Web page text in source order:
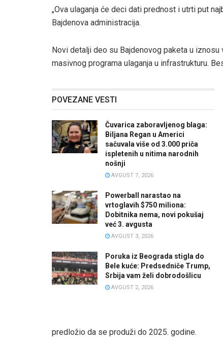
„Ova ulaganja će deci dati prednost i utrti put
Bajdenova administracija.
Novi detalji deo su Bajdenovog paketa u
masivnog programa ulaganja u infrastrukturu.
POVEZANE VESTI
Čuvarica zaboravljenog blaga:
Biljana Regan u Americi
sačuvala više od 3.000 priča
ispletenih u nitima narodnih
nošnji
AVGUST 7, 2026
Powerball narastao na
vrtoglavih $750 miliona:
Dobitnika nema, novi pokušaj
već 3. avgusta
AVGUST 3, 2026
Poruka iz Beograda stigla do
Bele kuće: Predsedniče Trump,
Srbija vam želi dobrodošlicu
AVGUST 2, 2026
predložio da se produži do 2025. godine.